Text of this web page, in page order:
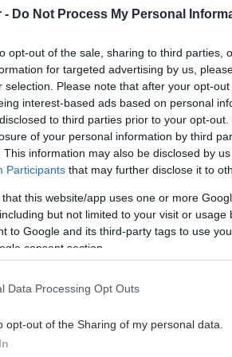
- Do Not Process My Personal
opt-out of the sale, sharing to third parties,
for targeted advertising by us,
selection. Please note that after your opt-
interest-based ads based on personal
to third parties prior to your opt-
of your personal information by third
This information may also be disclosed by
Participants that may further disclose it to
that this website/app uses one or more
but not limited to your visit or
to Google and its third-party tags to use
consent section.
Data Processing Opt Outs
opt-out of the Sharing of my personal data.
Φεβρουαρίου 2024, 12:55
πράγματι « θα ξεκολλήσουν» θα
επόμενες εβδομάδες. Επίσης μ...
χρονών, 55 κιλά, 165 ύψος
Φεβρουαρίου 2024, 19:06
στα 19 για επέμβαση στο
συνήθως στη δίκη σας ηλικία κάνουμε
Ιανουαρίου 2024, 20:51